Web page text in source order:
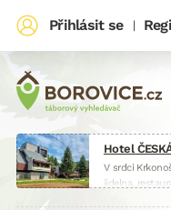
Hotel
V srdci
jídelna,
Přihlásit se |